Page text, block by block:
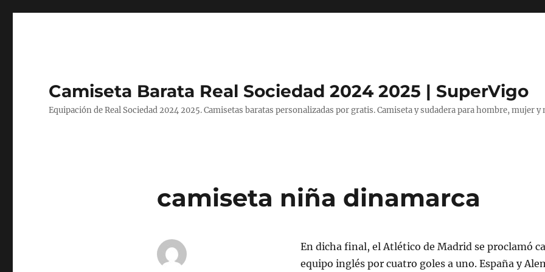
Camiseta Barata Real Sociedad 2024 2025 | SuperVigo
Equipación de Real Sociedad 2024 2025. Camisetas baratas personalizadas por gratis. Camiseta y sudadera para hombre, mujer y
camiseta niña dinamarca
En dicha final, el Atlético de Madrid se proclamó
equipo inglés por cuatro goles a uno. España y